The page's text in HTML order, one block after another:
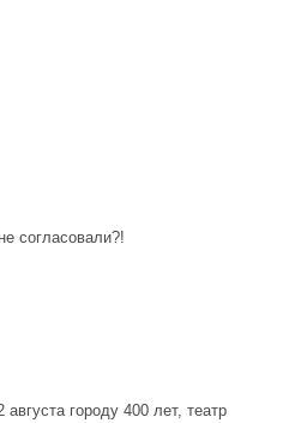
согласовали?!
городу 400 лет, театр